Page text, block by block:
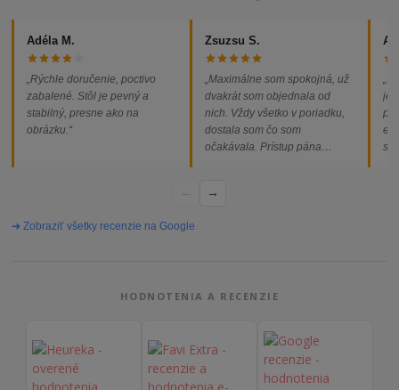
Adéla M.
„Rýchle doručenie, poctivo
zabalené. Stôl je pevný a
stabilný, presne ako na
obrázku.“
Zsuzsu S.
„Maximálne som spokojná, už
dvakrát som objednala od
nich. Vždy všetko v poriadku,
dostala som čo som
očakávala. Prístup pána
problémov. Vrele odporúčam!“
→
➔ Zobraziť všetky recenzie na Google
HODNOTENIA A RECENZIE